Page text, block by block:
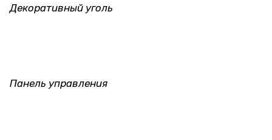
Декоративный уголь
Панель управления